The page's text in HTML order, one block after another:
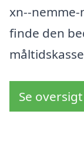
xn--
finde den
Se